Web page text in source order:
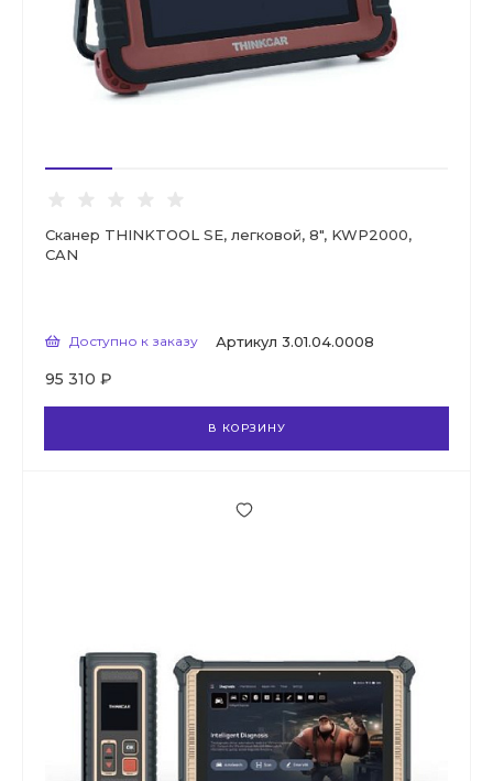
Сканер THINKTOOL SE, легковой, 8", KWP2000,
CAN
Доступно к заказу Артикул 3.01.04.0008
95 310 ₽
В КОРЗИНУ